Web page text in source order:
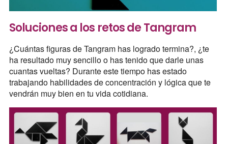
Soluciones a los retos de Tangram
¿Cuántas figuras de Tangram has logrado termina?, ¿te
ha resultado muy sencillo o has tenido que darle unas
cuantas vueltas? Durante este tiempo has estado
trabajando habilidades de concentración y lógica que te
vendrán muy bien en tu vida cotidiana.